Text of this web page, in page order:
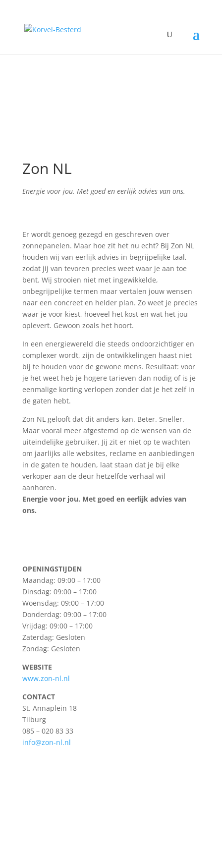
Zon NL
Energie voor jou. Met goed en eerlijk advies van ons.
Er wordt genoeg gezegd en geschreven over
zonnepanelen. Maar hoe zit het nu echt? Bij Zon NL
houden wij van eerlijk advies in begrijpelijke taal,
zodat jij van tevoren precies weet waar je aan toe
bent. Wij strooien niet met ingewikkelde,
onbegrijpelijke termen maar vertalen jouw wensen
naar een concreet en helder plan. Zo weet je precies
waar je voor kiest, hoeveel het kost en wat het jou
oplevert. Gewoon zoals het hoort.
In een energiewereld die steeds ondoorzichtiger en
complexer wordt, zijn de ontwikkelingen haast niet
bij te houden voor de gewone mens. Resultaat: voor
je het weet heb je hogere tarieven dan nodig of is je
eenmalige korting verlopen zonder dat je het zelf in
de gaten hebt.
Zon NL gelooft dat dit anders kan. Beter. Sneller.
Maar vooral meer afgestemd op de wensen van de
uiteindelijke gebruiker. Jij zit er niet op te wachten
om jaarlijks alle websites, reclame en aanbiedingen
in de gaten te houden, laat staan dat je bij elke
verkoper aan de deur hetzelfde verhaal wil
aanhoren.
Energie voor jou. Met goed en eerlijk advies van
ons.
OPENINGSTIJDEN
Maandag: 09:00 – 17:00
Dinsdag: 09:00 – 17:00
Woensdag: 09:00 – 17:00
Donderdag: 09:00 – 17:00
Vrijdag: 09:00 – 17:00
Zaterdag: Gesloten
Zondag: Gesloten
WEBSITE
www.zon-nl.nl
CONTACT
St. Annaplein 18
Tilburg
085 – 020 83 33
info@zon-nl.nl